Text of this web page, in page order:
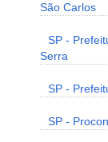
São Carlos
SP -
Serra
SP -
SP -